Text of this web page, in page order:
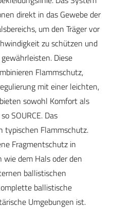
direkt in das Gewebe der
um den Träger vor
zu schützen und
Diese
Flammschutz,
mit einer leichten,
sowohl Komfort als
SOURCE. Das
typischen Flammschutz.
Fragmentschutz in
wie dem Hals oder den
ballistischen
ballistische
Umgebungen ist.